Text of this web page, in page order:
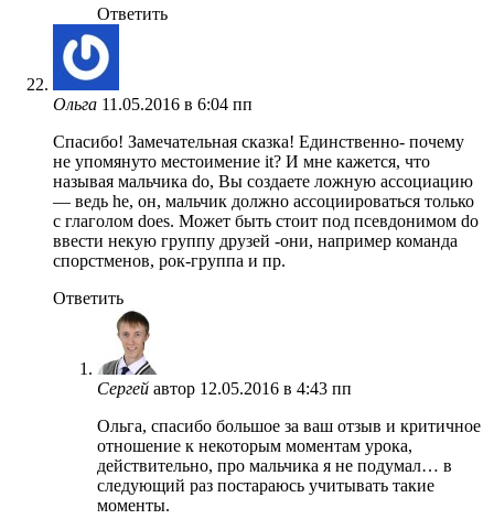
Ответить
Ольга 11.05.2016 в 6:04 пп
Спасибо! Замечательная сказка! Единственно- почему
не упомянуто местоимение it? И мне кажется, что
называя мальчика do, Вы создаете ложную ассоциацию
— ведь he, он, мальчик должно ассоциироваться только
с глаголом does. Может быть стоит под псевдонимом do
ввести некую группу друзей -они, например команда
спорстменов, рок-группа и пр.
Ответить
Сергей автор 12.05.2016 в 4:43 пп
Ольга, спасибо большое за ваш отзыв и критичное
отношение к некоторым моментам урока,
действительно, про мальчика я не подумал… в
следующий раз постараюсь учитывать такие
моменты.